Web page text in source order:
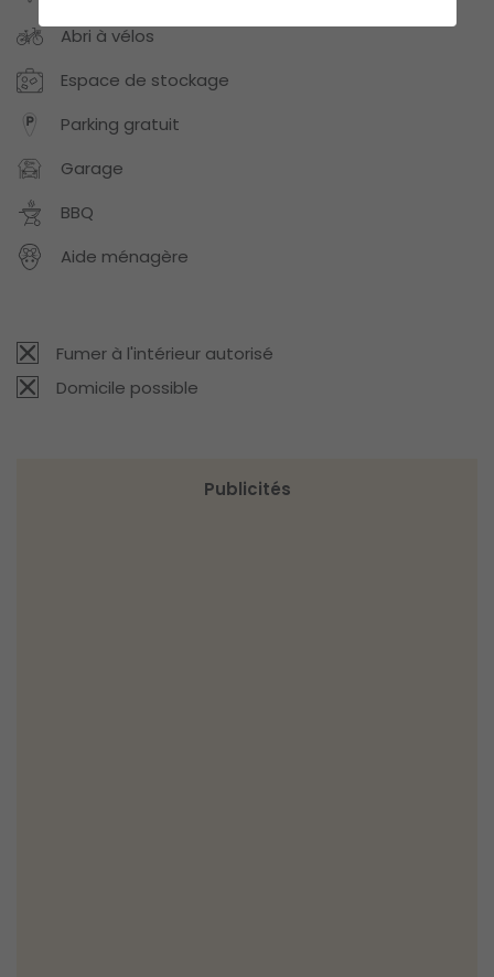
Abri à vélos
Espace de stockage
Parking gratuit
Garage
BBQ
Aide ménagère
Fumer à l'intérieur autorisé
Domicile possible
Publicités